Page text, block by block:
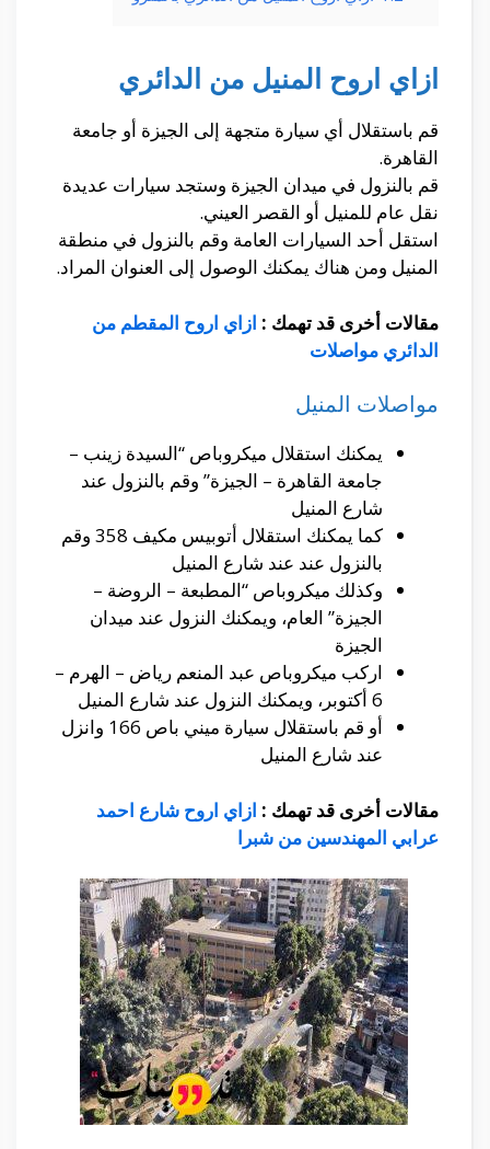
ازاي اروح المنيل من الدائري
قم باستقلال أي سيارة متجهة إلى الجيزة أو جامعة
القاهرة.
قم بالنزول في ميدان الجيزة وستجد سيارات عديدة
نقل عام للمنيل أو القصر العيني.
استقل أحد السيارات العامة وقم بالنزول في منطقة
المنيل ومن هناك يمكنك الوصول إلى العنوان المراد.
مقالات أخرى قد تهمك : ازاي اروح المقطم من
الدائري مواصلات
مواصلات المنيل
يمكنك استقلال ميكروباص “السيدة زينب –
جامعة القاهرة – الجيزة” وقم بالنزول عند
شارع المنيل
كما يمكنك استقلال أتوبيس مكيف 358 وقم
بالنزول عند عند شارع المنيل
وكذلك ميكروباص “المطبعة – الروضة –
الجيزة” العام، ويمكنك النزول عند ميدان
الجيزة
اركب ميكروباص عبد المنعم رياض – الهرم –
6 أكتوبر، ويمكنك النزول عند شارع المنيل
أو قم باستقلال سيارة ميني باص 166 وانزل
عند شارع المنيل
مقالات أخرى قد تهمك : ازاي اروح شارع احمد
عرابي المهندسين من شبرا